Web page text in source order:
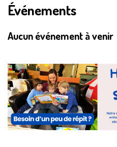
Événements
Aucun événement à venir